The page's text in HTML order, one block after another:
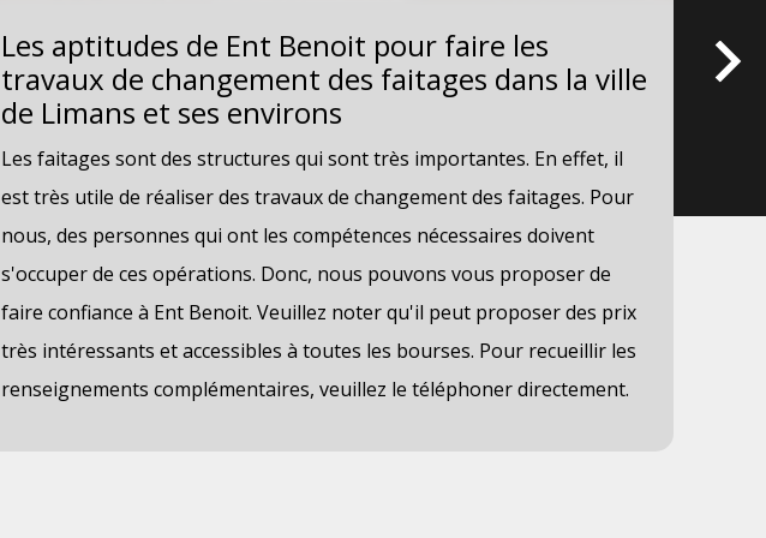
Les aptitudes de Ent Benoit pour faire les
travaux de changement des faitages dans la ville
de Limans et ses environs
Les faitages sont des structures qui sont très importantes. En effet, il
est très utile de réaliser des travaux de changement des faitages. Pour
nous, des personnes qui ont les compétences nécessaires doivent
s'occuper de ces opérations. Donc, nous pouvons vous proposer de
faire confiance à Ent Benoit. Veuillez noter qu'il peut proposer des prix
très intéressants et accessibles à toutes les bourses. Pour recueillir les
renseignements complémentaires, veuillez le téléphoner directement.